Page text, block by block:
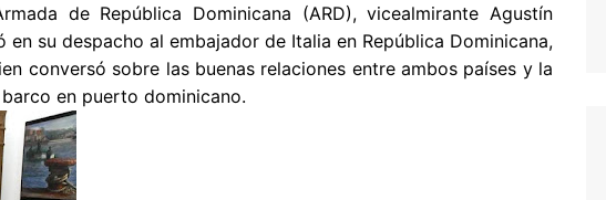
de República Dominicana (ARD), vicealmirante Agustín
su despacho al embajador de Italia en República Dominicana,
conversó sobre las buenas relaciones entre ambos países y la
en puerto dominicano.